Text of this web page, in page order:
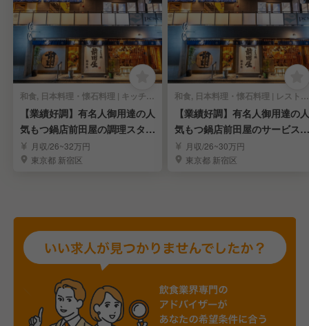
和食, 日本料理・懐石料理 | キッチンスタッフ
【業績好調】有名人御用達の人
気もつ鍋店前田屋の調理スタッ
フ 月収/26~32万円
東京都 新宿区
和食, 日本料理・懐石料理 | レストランサービス・ホールスタッフ
【業績好調】有名人御用達の人
気もつ鍋店前田屋のサービスス
タッフ
月収/26~30万円
東京都 新宿区